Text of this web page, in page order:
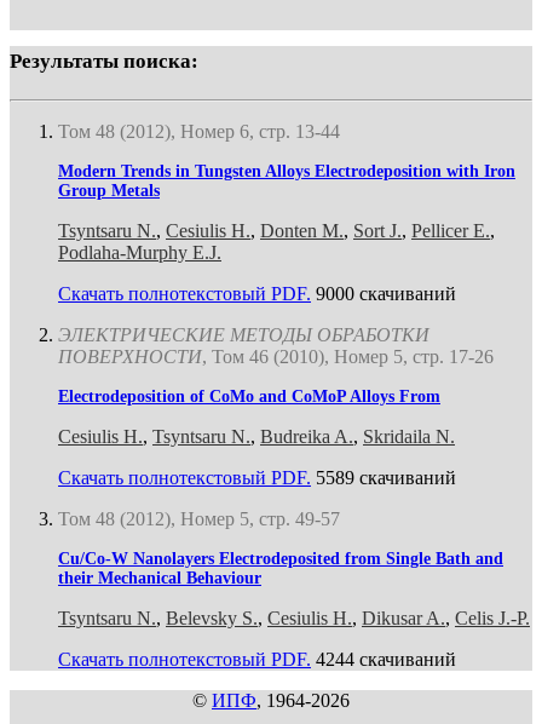
Результаты поиска:
Том 48 (2012), Номер 6, стр. 13-44
Modern Trends in Tungsten Alloys Electrodeposition with Iron
Group Metals
Tsyntsaru N., Cesiulis H., Donten M., Sort J., Pellicer E.,
Podlaha-Murphy E.J.
Скачать полнотекстовый PDF. 9000 скачиваний
ЭЛЕКТРИЧЕСКИЕ МЕТОДЫ ОБРАБОТКИ
ПОВЕРХНОСТИ, Том 46 (2010), Номер 5, стр. 17-26
Electrodeposition of СoMo and CoMoP Alloys From
Cesiulis H., Tsyntsaru N., Budreika A., Skridaila N.
Скачать полнотекстовый PDF. 5589 скачиваний
Том 48 (2012), Номер 5, стр. 49-57
Cu/Co-W Nanolayers Electrodeposited from Single Bath and
their Mechanical Behaviour
Tsyntsaru N., Belevsky S., Cesiulis H., Dikusar A., Celis J.-P.
Скачать полнотекстовый PDF. 4244 скачиваний
© ИПФ, 1964-2026